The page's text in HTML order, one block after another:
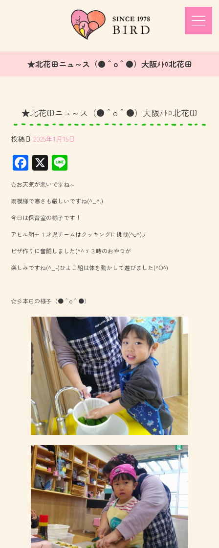
★北花田ニュ～ス（●＾o＾●）大阪ﾒﾄﾛ北花田
★北花田ニュ～ス（●＾o＾●）大阪ﾒﾄﾛ北花田
投稿日 2025年1月15日
F
ac
e
b
o
ok
X
ne
☆お天気が悪いですね～
雨模様で寒さも厳しいですね(^_^.)
今日は保育室の様子です！
アヒル組＋１才児チームはクッキングに挑戦(^o^)丿
ピザ作りに奮闘しました(^^ゞ３時のおやつが
楽しみですね(^_-)ひよこ組は体を動かして遊びました(^O^)
☆彡本日の様子（●＾o＾●）